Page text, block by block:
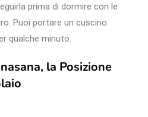
prima di dormire con le
Puoi portare un cuscino
qualche minuto.
la Posizione